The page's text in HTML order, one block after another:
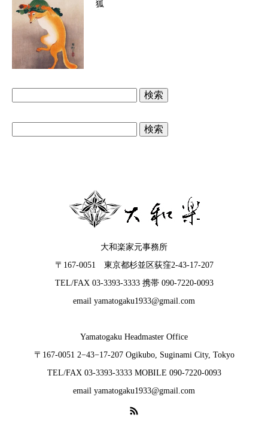
狐
大和楽家元事務所
〒167-0051 東京都杉並区荻窪2-43-17-207
TEL/FAX 03-3393-3333 携帯 090-7220-0093
email yamatogaku1933@gmail.com
Yamatogaku Headmaster Office
〒167-0051 2−43−17-207 Ogikubo, Suginami City, Tokyo
TEL/FAX 03-3393-3333 MOBILE 090-7220-0093
email yamatogaku1933@gmail.com